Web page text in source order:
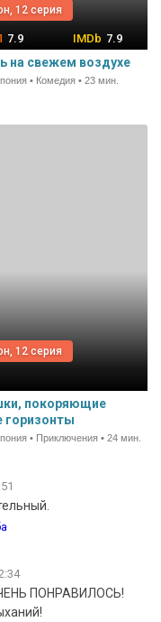
12 серия
7.9 7.9
на свежем воздухе
• Комедия • 23 мин.
12 серия
покоряющие
горизонты
• Приключения • 24 мин.
ПОНРАВИЛОСЬ!